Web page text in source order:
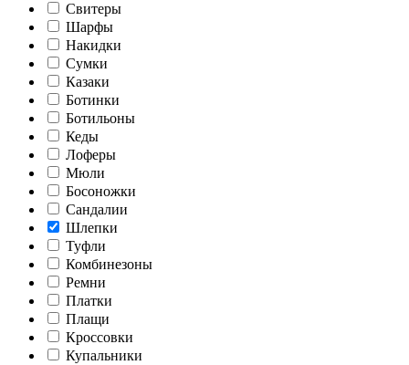
Свитеры
Шарфы
Накидки
Сумки
Казаки
Ботинки
Ботильоны
Кеды
Лоферы
Мюли
Босоножки
Сандалии
Шлепки
Туфли
Комбинезоны
Ремни
Платки
Плащи
Кроссовки
Купальники